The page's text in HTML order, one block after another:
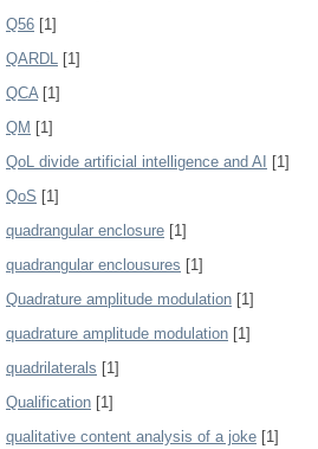
Q56 [1]
QARDL [1]
QCA[1]
QM [1]
QoL divide artificial intelligence and AI
[1]
QoS [1]
quadrangular enclosure [1]
quadrangular enclousures [1]
Quadrature amplitude modulation [1]
quadrature amplitude modulation [1]
quadrilaterals [1]
Qualification [1]
qualitative content analysis of a joke [1]